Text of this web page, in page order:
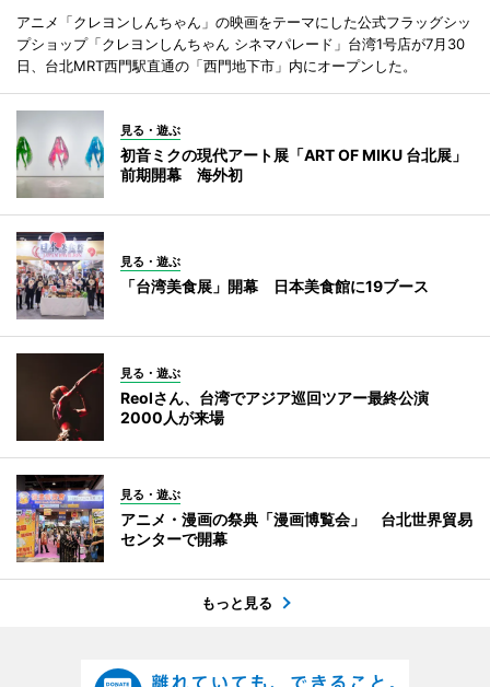
アニメ「クレヨンしんちゃん」の映画をテーマにした公式フラッグシッ
プショップ「クレヨンしんちゃん シネマパレード」台湾1号店が7月30
日、台北MRT西門駅直通の「西門地下市」内にオープンした。
見る・遊ぶ
初音ミクの現代アート展「ART OF MIKU 台北展」
前期開幕 海外初
見る・遊ぶ
「台湾美食展」開幕 日本美食館に19ブース
見る・遊ぶ
Reolさん、台湾でアジア巡回ツアー最終公演
2000人が来場
見る・遊ぶ
アニメ・漫画の祭典「漫画博覧会」 台北世界貿易
センターで開幕
もっと見る